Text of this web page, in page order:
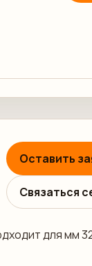
Оставить
Связаться
для мм